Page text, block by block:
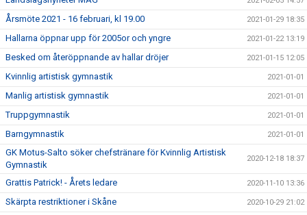
Årsmöte 2021 - 16 februari, kl 19.00 2021-01-29 18:35
Hallarna öppnar upp för 2005or och yngre 2021-01-22 13:19
Besked om återöppnande av hallar dröjer 2021-01-15 12:05
Kvinnlig artistisk gymnastik 2021-01-01
Manlig artistisk gymnastik 2021-01-01
Truppgymnastik 2021-01-01
Barngymnastik 2021-01-01
GK Motus-Salto söker chefstränare för Kvinnlig Artistisk
Gymnastik
2020-12-18 18:37
Grattis Patrick! - Årets ledare 2020-11-10 13:36
Skärpta restriktioner i Skåne 2020-10-29 21:02